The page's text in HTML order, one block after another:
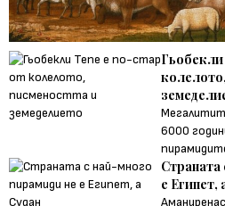
6000
е Египет,